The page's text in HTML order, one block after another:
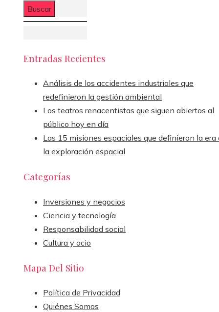
Entradas Recientes
Análisis de los accidentes industriales que
redefinieron la gestión ambiental
Los teatros renacentistas que siguen abiertos al
público hoy en día
Las 15 misiones espaciales que definieron la era
la exploración espacial
Categorías
Inversiones y negocios
Ciencia y tecnología
Responsabilidad social
Cultura y ocio
Mapa Del Sitio
Política de Privacidad
Quiénes Somos